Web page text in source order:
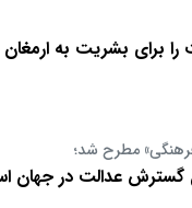
برای بشریت به ارمغان
مطرح شد؛
گسترش عدالت در جهان